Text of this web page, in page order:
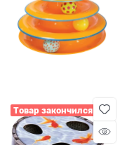
Товар закончился